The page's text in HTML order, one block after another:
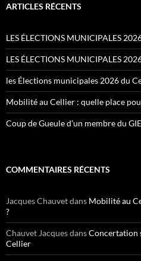
ARTICLES RÉCENTS
LES ÉLECTIONS MUNICIPALES
LES ÉLECTIONS MUNICIPALES
les Élections municipales 2026 du
Mobilité au Cellier : quelle place
Coup de Gueule d’un membre du
COMMENTAIRES RÉCENTS
Jacques Chauvetdans Mobilité au
?
Chauvet JacquesdansConcertation
Cellier